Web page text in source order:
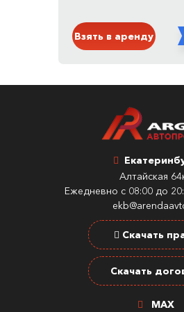
Взять в аренду
Алтайская
Ежедневно с 08:00 до
Скачать
Скачать
MAX